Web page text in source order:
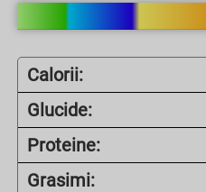
Calorii:
Glucide:
Proteine:
Grasimi: